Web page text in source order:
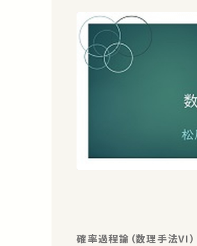
確率過程論（数理手法VI）